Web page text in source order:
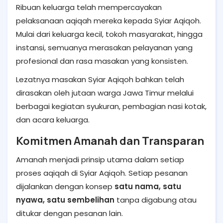
Ribuan keluarga telah mempercayakan
pelaksanaan aqiqah mereka kepada Syiar Aqiqoh.
Mulai dari keluarga kecil, tokoh masyarakat, hingga
instansi, semuanya merasakan pelayanan yang
profesional dan rasa masakan yang konsisten.
Lezatnya masakan Syiar Aqiqoh bahkan telah
dirasakan oleh jutaan warga Jawa Timur melalui
berbagai kegiatan syukuran, pembagian nasi kotak,
dan acara keluarga.
Komitmen Amanah dan Transparan
Amanah menjadi prinsip utama dalam setiap
proses aqiqah di Syiar Aqiqoh. Setiap pesanan
dijalankan dengan konsep satu nama, satu
nyawa, satu sembelihan tanpa digabung atau
ditukar dengan pesanan lain.